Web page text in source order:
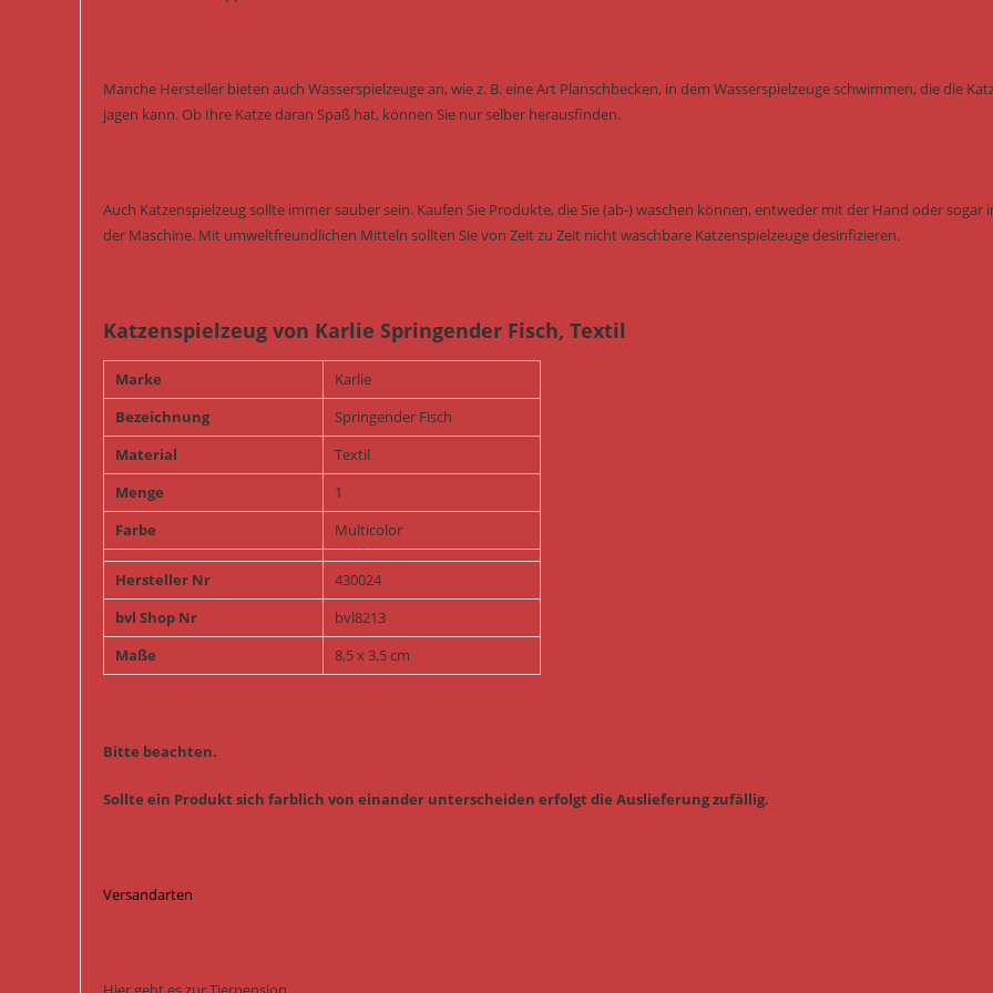
Manche Hersteller bieten auch Wasserspielzeuge an, wie z. B. eine Art Planschbecken, in dem Wasserspielzeuge schwimmen, die die
jagen kann. Ob Ihre Katze daran Spaß hat, können Sie nur selber herausfinden.
Auch Katzenspielzeug sollte immer sauber sein. Kaufen Sie Produkte, die Sie (ab-) waschen können, entweder mit der Hand oder sogar
der Maschine. Mit umweltfreundlichen Mitteln sollten Sie von Zeit zu Zeit nicht waschbare Katzenspielzeuge desinfizieren.
Katzenspielzeug von Karlie Springender Fisch, Textil
Marke
Karlie
Bezeichnung
Springender Fisch
Material
Textil
Menge
1
Farbe
Multicolor
Hersteller Nr
430024
bvl Shop Nr
bvl8213
Maße
8,5 x 3,5 cm
Bitte beachten.
Sollte ein Produkt sich farblich von einander unterscheiden erfolgt die Auslieferung zufällig.
Versandarten